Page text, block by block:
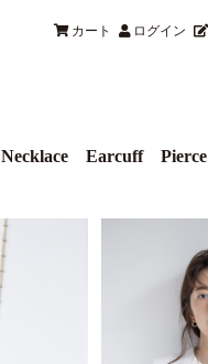
カート ログイン
Necklace Earcuff Pierce